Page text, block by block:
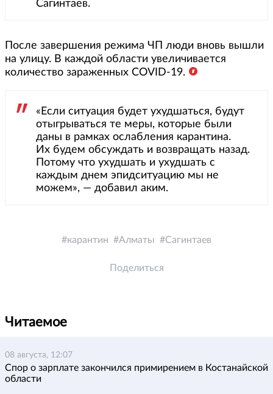
Сагинтаев.
После завершения режима ЧП люди вновь вышли
на улицу. В каждой области увеличивается
количество зараженных COVID-19.
«Если ситуация будет ухудшаться, будут
отыгрываться те меры, которые были
даны в рамках ослабления карантина.
Их будем обсуждать и возвращать назад.
Потому что ухудшать и ухудшать с
каждым днем эпидситуацию мы не
можем», — добавил аким.
карантин Алматы Сагинтаев
Поделиться
Читаемое
08 августа, 12:07
Спор о зарплате закончился примирением в Костанайской
области